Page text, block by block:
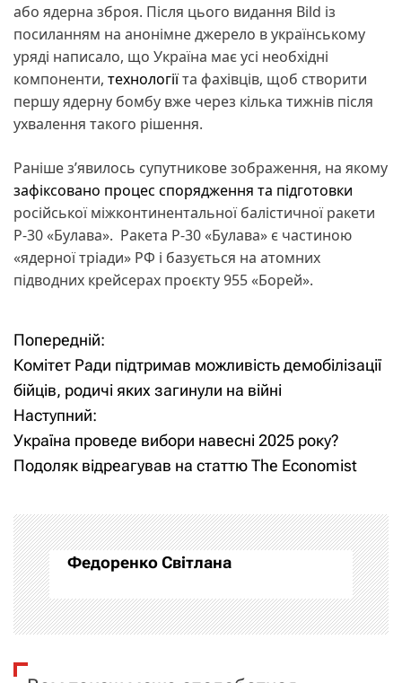
або ядерна зброя. Після цього видання Bild із
посиланням на анонімне джерело в українському
уряді написало, що Україна має усі необхідні
компоненти, технологіїта фахівців, щоб створити
першу ядерну бомбу вже через кілька тижнів після
ухвалення такого рішення.
Раніше з’явилось супутникове зображення, на якому
зафіксовано процес спорядження та підготовки
російської міжконтинентальної балістичної ракети
Р-30 «Булава». Ракета Р-30 «Булава» є частиною
«ядерної тріади» РФ і базується на атомних
підводних крейсерах проєкту 955 «Борей».
Н
а
в
і
а
ц
і
Попередній:
Комітет Ради підтримав можливість демобілізації
бійців, родичі яких загинули на війні
Наступний:
Україна проведе вибори навесні 2025 року?
Подоляк відреагував на статтю The Economist
Федоренко Світлана